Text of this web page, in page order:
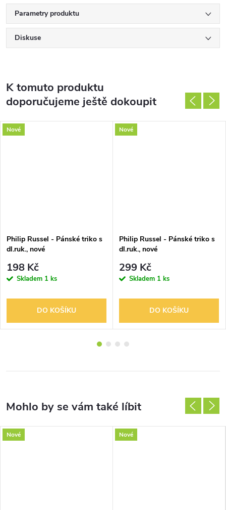
Parametry produktu
Diskuse
K tomuto produktu
doporučujeme ještě dokoupit
Nové
Philip Russel - Pánské triko s
dl.ruk., nové
198 Kč
Skladem 1 ks
DO KOŠÍKU
Nové
Philip Russel - Pánské triko s
dl.ruk., nové
299 Kč
Skladem 1 ks
DO KOŠÍKU
Nové Nové